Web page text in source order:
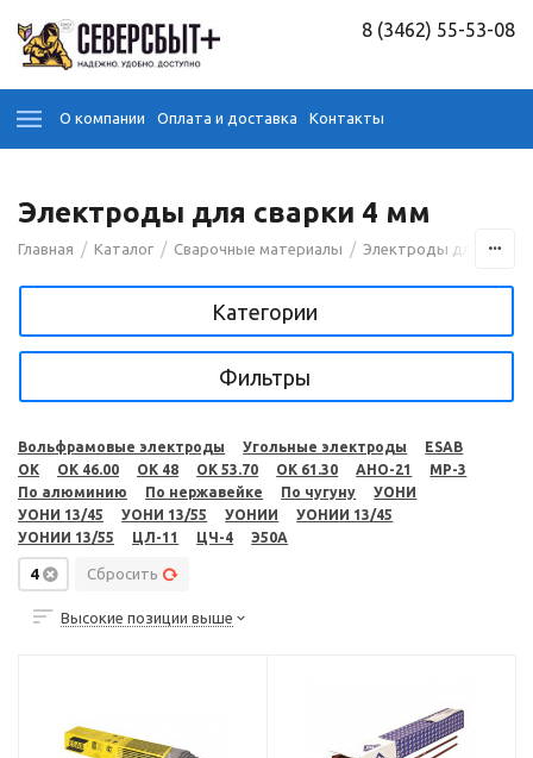
8 (3462) 55-53-08
О компании Оплата и доставка Контакты
Электроды для сварки 4 мм
Главная / Каталог / Сварочные материалы / Электроды для сварки
Категории
Фильтры
Вольфрамовые электроды Угольные электроды
ESAB
OK
OK 46.00 OK 48 OK 53.70 OK 61.30 АНО-21
МР-3
По алюминию
По нержавейке По чугуну
УОНИ
УОНИ 13/45
УОНИ 13/55 УОНИИ
УОНИИ 13/45
УОНИИ 13/55
ЦЛ-11 ЦЧ-4 Э50А
4 Сбросить
Высокие позиции выше